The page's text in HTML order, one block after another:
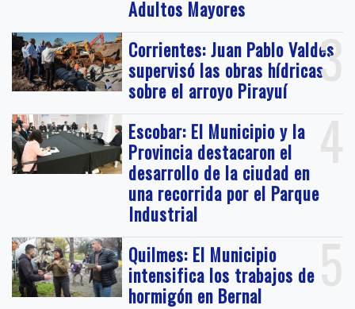
Adultos Mayores
3
Corrientes: Juan Pablo Valdés
supervisó las obras hídricas
sobre el arroyo Pirayuí
4
Escobar: El Municipio y la
Provincia destacaron el
desarrollo de la ciudad en
una recorrida por el Parque
Industrial
5
Quilmes: El Municipio
intensifica los trabajos de
hormigón en Bernal